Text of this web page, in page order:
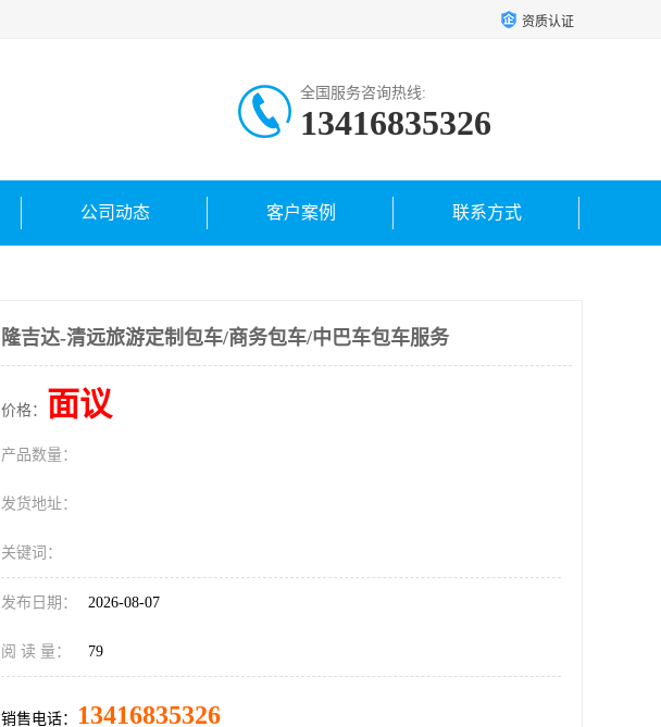
资质认证
全国服务咨询热线:
13416835326
公司动态 客户案例 联系方式
隆吉达-清远旅游定制包车/商务包车/中巴车包车服务
价格： 面议
产品数量：
发货地址：
关键词：
发布日期： 2026-08-07
阅 读 量： 79
销售电话： 13416835326